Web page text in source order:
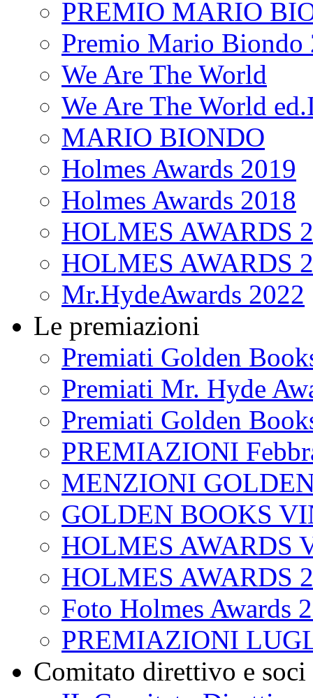
PREMIO MARIO
Premio Mario Biondo
We Are The World
We Are The World
MARIO BIONDO
Holmes Awards 2019
Holmes Awards 2018
HOLMES AWARDS
HOLMES AWARDS
Mr.HydeAwards 2022
Le premiazioni
Premiati Golden
Premiati Mr. Hyde
Premiati Golden
PREMIAZIONI
MENZIONI
GOLDEN BOOKS
HOLMES AWARDS
HOLMES AWARDS
Foto Holmes Awards
PREMIAZIONI
Comitato direttivo e